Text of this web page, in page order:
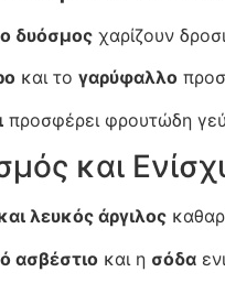
δυόσμος χαρίζουν
και τογαρύφαλλο
προσφέρει φρουτώδη
και
λευκός άργιλος
ασβέστιο και η σόδα